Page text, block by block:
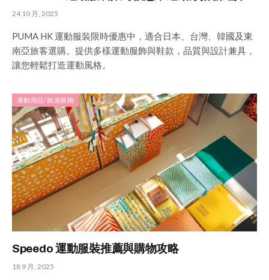
24 10 月, 2025
PUMA HK 運動服裝限時優惠中，適合日本、台灣、韓國及東
南亞旅客選購。提供多樣運動服飾與鞋款，品質與設計兼具，
讓您輕鬆打造運動風格。
運動用品/旅遊購物
Speedo 運動服裝推薦與購物攻略
18 9 月, 2025